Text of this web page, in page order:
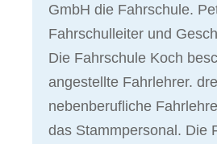
GmbH die Fahrschule.
Fahrschulleiter und
Die Fahrschule Koch
angestellte Fahrlehrer.
nebenberufliche
das Stammpersonal. Die